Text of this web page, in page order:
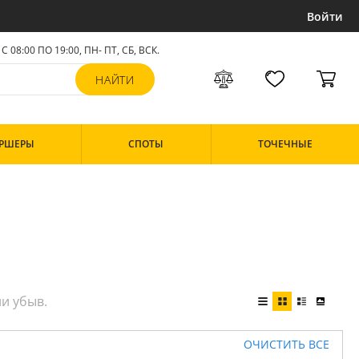
Войти
С 08:00 ПО 19:00, ПН- ПТ, СБ, ВСК.
СПОТЫ ТОЧЕЧНЫЕ
ОЧИСТИТЬ ВСЕ